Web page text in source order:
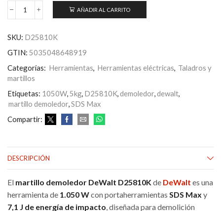
Martillo
D25810K
SDS
Max
1050W
7,1J
con
Maletin
AÑADIR AL CARRITO
SKU: D25810K
GTIN: 5035048648919
Categorías: Herramientas Herramientas eléctricas Taladros y
martillos
Etiquetas: 1050W 5kg D25810K demoledor dewalt
martillo demoledor SDS Max
Compartir:
DESCRIPCIÓN
El martillo demoledor DeWalt D25810Kde DeWalt es una
herramienta de 1.050 Wcon portaherramientas SDS Max y
7,1 J de energía de impacto, diseñada para demolición